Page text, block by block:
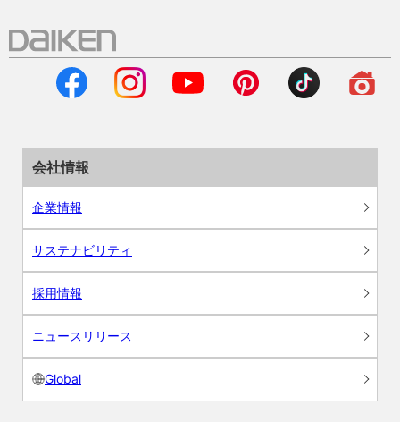
会社情報
企業情報
サステナビリティ
採用情報
ニュースリリース
Global